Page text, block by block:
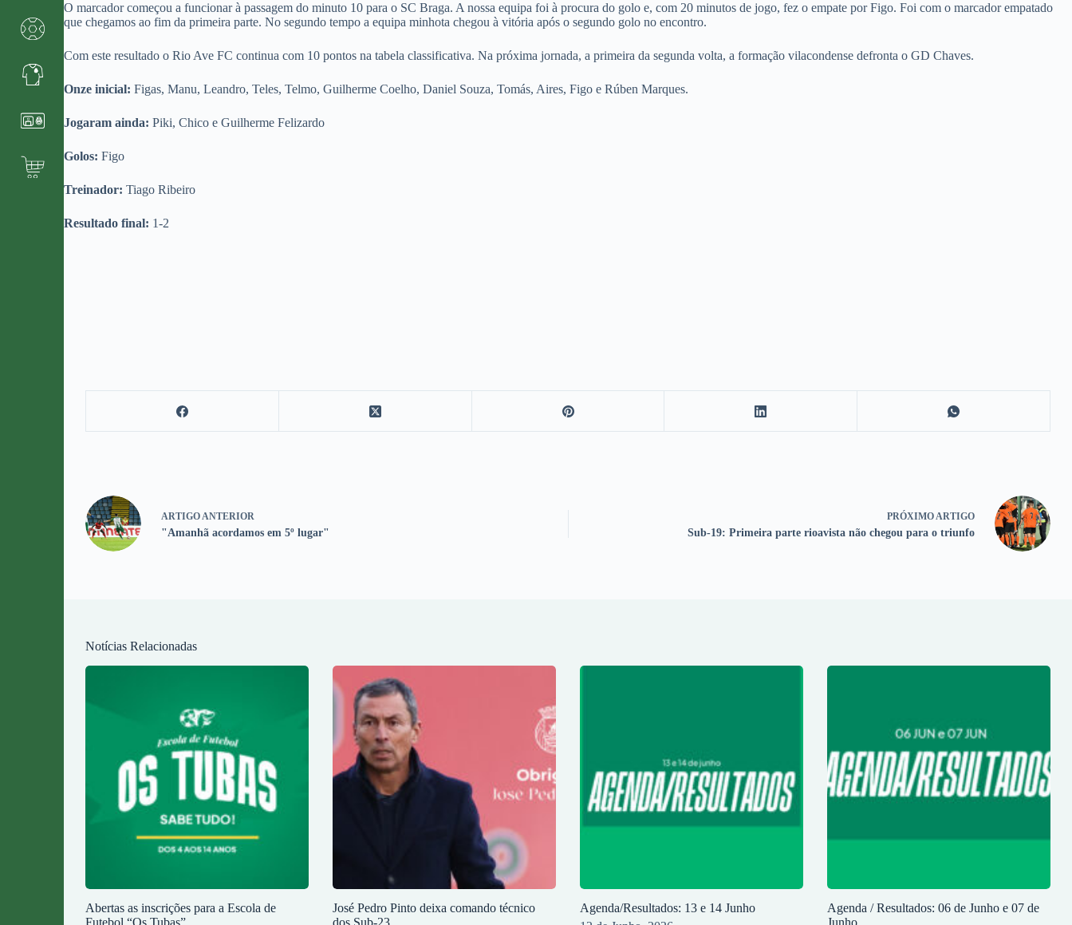
O marcador começou a funcionar à passagem do minuto 10 para o SC Braga. A nossa equipa foi à procura do golo e, com 20 minutos de jogo, fez o empate por Figo. Foi com o marcador empatado
que chegamos ao fim da primeira parte. No segundo tempo a equipa minhota chegou à vitória após o segundo golo no encontro.
Com este resultado o Rio Ave FC continua com 10 pontos na tabela classificativa. Na próxima jornada, a primeira da segunda volta, a formação vilacondense defronta o GD Chaves.
Onze inicial: Figas, Manu, Leandro, Teles, Telmo, Guilherme Coelho, Daniel Souza, Tomás, Aires, Figo e Rúben Marques.
Jogaram ainda: Piki, Chico e Guilherme Felizardo
Golos: Figo
Treinador: Tiago Ribeiro
Resultado final: 1-2
ARTIGO ANTERIOR
"Amanhã acordamos em 5º lugar"
PRÓXIMO ARTIGO
Sub-19: Primeira parte rioavista não chegou para o triunfo
Notícias Relacionadas
Abertas as inscrições para a Escola de
Futebol “Os Tubas”
José Pedro Pinto deixa comando técnico
dos Sub-23
Agenda/Resultados: 13 e 14 Junho
Agenda / Resultados: 06 de Junho e 07 de
Junho